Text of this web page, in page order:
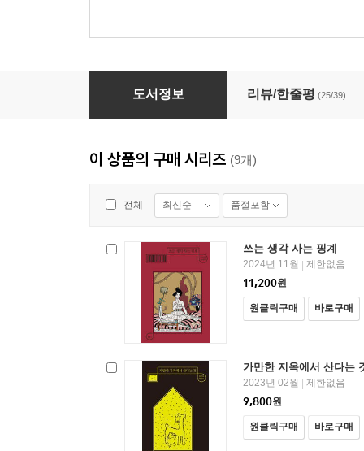
일기시대
도서정보 리뷰/한줄평 (25/39)
이 상품의 구매 시리즈 (9개)
전체 최신순 품절포함
쓰는 생각 사는 핑계
2024년 11월
제한없음
11,200원
원클릭구매 바로구매
가만한 지옥에서 산다는
2023년 02월
제한없음
9,800원
원클릭구매 바로구매